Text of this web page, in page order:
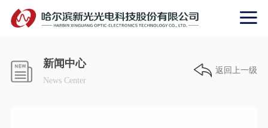
新闻中心
News Center
返回上一级